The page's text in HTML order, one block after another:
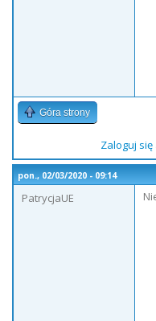
Góra strony
Zaloguj się
pon., 02/03/2020 - 09:14
PatrycjaUE